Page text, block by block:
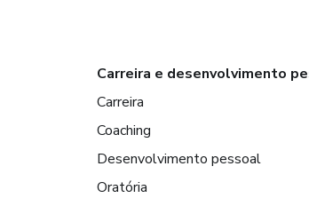
Carreira e desenvolvimento
Carreira
Coaching
Desenvolvimento pessoal
Oratória